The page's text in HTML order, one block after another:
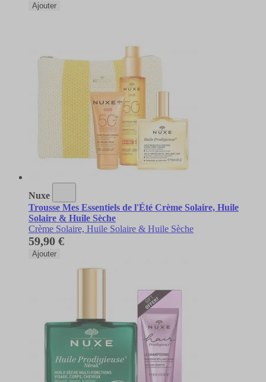
Ajouter
Nuxe
Trousse Mes Essentiels de l'Été Crème Solaire, Huile
Solaire & Huile Sèche
Crème Solaire, Huile Solaire & Huile Sèche
59,90 €
Ajouter